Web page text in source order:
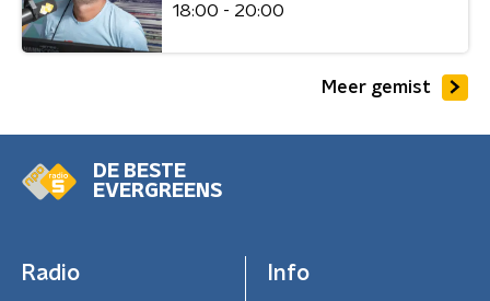
18:00 - 20:00
Meer gemist
DE BESTE
EVERGREENS
Radio Info